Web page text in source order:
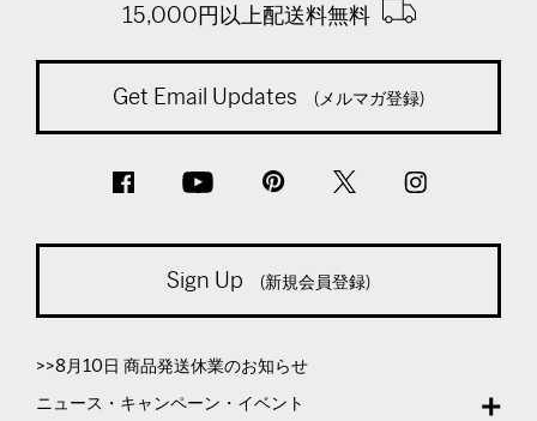
15,000円以上配送料無料
Get Email Updates (メルマガ登録)
Sign Up (新規会員登録)
>>8月10日 商品発送休業のお知らせ
ニュース・キャンペーン・イベント